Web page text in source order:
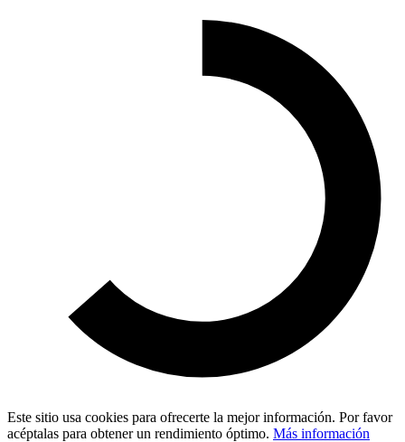
Este sitio usa cookies para ofrecerte la mejor información. Por favor
acéptalas para obtener un rendimiento óptimo. Más información